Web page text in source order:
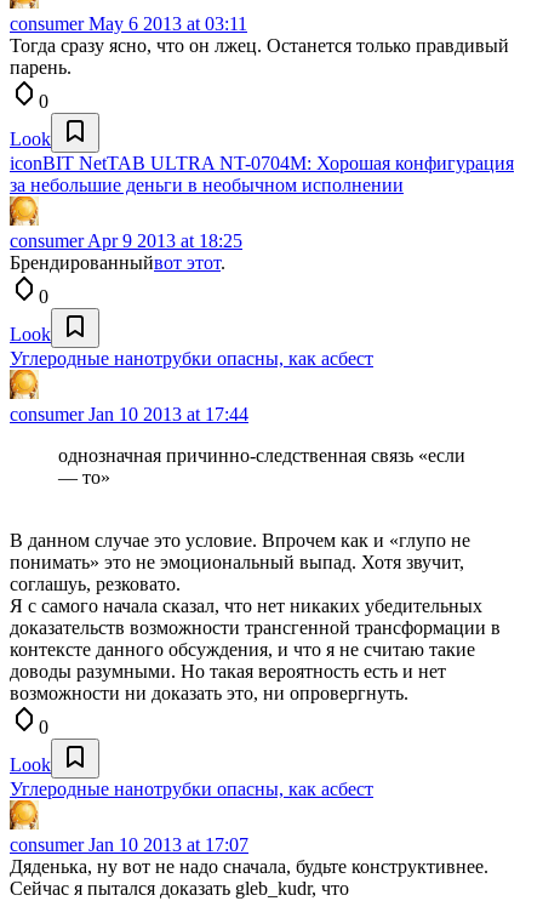
consumerMay 6 2013 at 03:11
Тогда сразу ясно, что он лжец. Останется только правдивый
парень.
0
Look
iconBIT NetTAB ULTRA NT-0704M: Хорошая конфигурация
за небольшие деньги в необычном исполнении
consumerApr 9 2013 at 18:25
Брендированныйвот этот.
0
Look
Углеродные нанотрубки опасны, как асбест
consumerJan 10 2013 at 17:44
однозначная причинно-следственная связь «если
— то»
В данном случае это условие. Впрочем как и «глупо не
понимать» это не эмоциональный выпад. Хотя звучит,
соглашуь, резковато.
Я с самого начала сказал, что нет никаких убедительных
доказательств возможности трансгенной трансформации в
контексте данного обсуждения, и что я не считаю такие
доводы разумными. Но такая вероятность есть и нет
возможности ни доказать это, ни опровергнуть.
0
Look
Углеродные нанотрубки опасны, как асбест
consumerJan 10 2013 at 17:07
Дяденька, ну вот не надо сначала, будьте конструктивнее.
Сейчас я пытался доказать gleb_kudr, что